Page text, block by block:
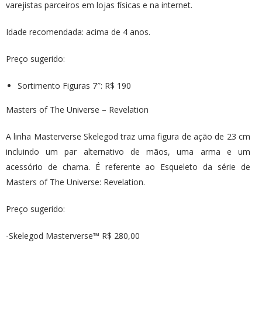
varejistas parceiros em lojas físicas e na internet.
Idade recomendada: acima de 4 anos.
Preço sugerido:
Sortimento Figuras 7″: R$ 190
Masters of The Universe – Revelation
A linha Masterverse Skelegod traz uma figura de ação de 23 cm
incluindo um par alternativo de mãos, uma arma e um
acessório de chama. É referente ao Esqueleto da série de
Masters of The Universe: Revelation.
Preço sugerido:
-Skelegod Masterverse™ R$ 280,00